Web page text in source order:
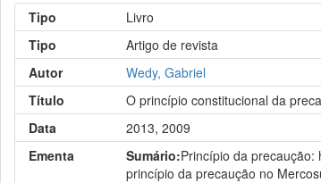
Tipo
Livro
Tipo
Artigo de revista
Autor
Wedy, Gabriel
Título
O princípio constitucional da
Data
2013, 2009
Ementa
Sumário:Princípio da
princípio da precaução no